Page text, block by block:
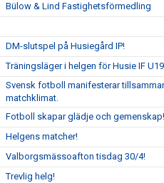
Bülow & Lind Fastighetsförmedling
DM-slutspel på Husiegård IP!
Träningsläger i helgen för Husie IF
Svensk fotboll manifesterar
matchklimat.
Fotboll skapar glädje och gemenskap!
Helgens matcher!
Valborgsmässoafton tisdag 30/4!
Trevlig helg!